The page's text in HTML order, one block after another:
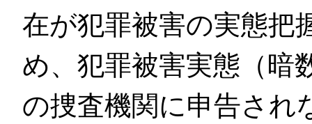
在が犯罪被害の実態把
め、犯罪被害実態（暗
の捜査機関に申告され